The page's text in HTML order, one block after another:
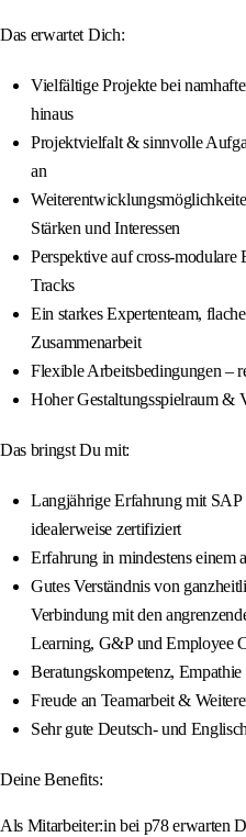
Das erwartet Dich:
Vielfältige Projekte bei
hinaus
Projektvielfalt & sinnvolle
an
Stärken und Interessen
Perspektive auf cross-modulare
Tracks
Ein starkes Expertenteam,
Zusammenarbeit
Flexible Arbeitsbedingungen –
Hoher Gestaltungsspielraum &
Das bringst Du mit:
Langjährige Erfahrung mit SAP
idealerweise zertifiziert
Erfahrung in mindestens einem
Gutes Verständnis von
Verbindung mit den
Learning, G&P und Employee
Beratungskompetenz,
Freude an Teamarbeit &
Sehr gute Deutsch- und
Deine Benefits:
Als Mitarbeiter:in bei p78 erwarten